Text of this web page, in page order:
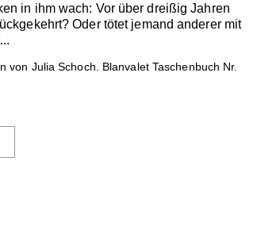
in ihm wach: Vor über dreißig Jahren
Oder tötet jemand anderer mit
Julia Schoch. Blanvalet Taschenbuch Nr.